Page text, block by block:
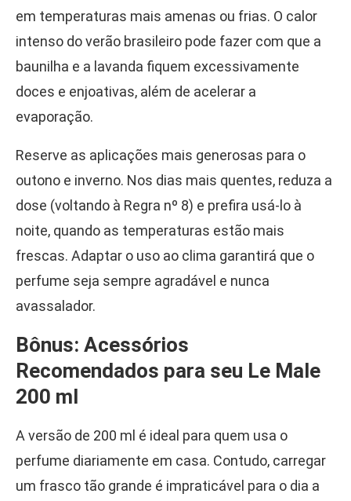
em temperaturas mais amenas ou frias. O calor
intenso do verão brasileiro pode fazer com que a
baunilha e a lavanda fiquem excessivamente
doces e enjoativas, além de acelerar a
evaporação.
Reserve as aplicações mais generosas para o
outono e inverno. Nos dias mais quentes, reduza a
dose (voltando à Regra nº 8) e prefira usá-lo à
noite, quando as temperaturas estão mais
frescas. Adaptar o uso ao clima garantirá que o
perfume seja sempre agradável e nunca
avassalador.
Bônus: Acessórios
Recomendados para seu Le Male
200 ml
A versão de 200 ml é ideal para quem usa o
perfume diariamente em casa. Contudo, carregar
um frasco tão grande é impraticável para o dia a